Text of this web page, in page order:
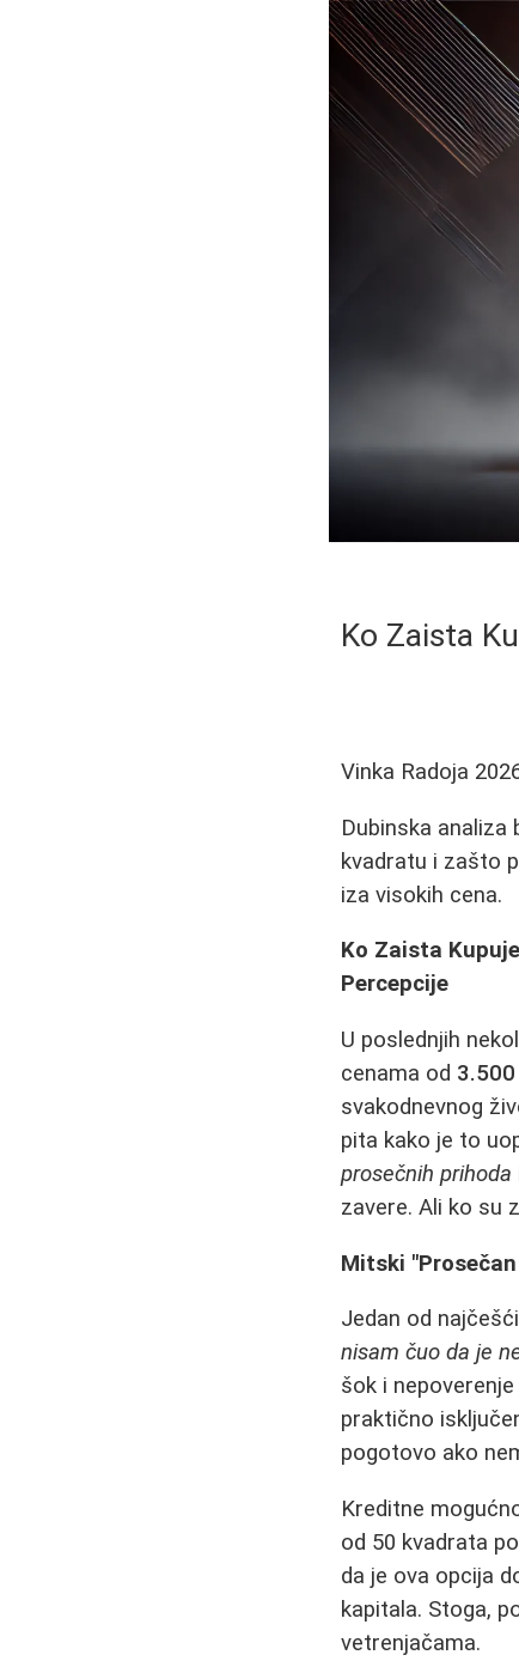
Ko Zaista
Vinka Radoja
Dubinska
kvadratu i zašto
iza visokih cena.
Ko Zaista
Percepcije
U poslednjih
cenama od
svakodnevnog
pita kako je to
prosečnih prihoda
zavere. Ali ko su
Mitski
Jedan od
nisam čuo da je
šok i
praktično
pogotovo ako
Kreditne
od 50 kvadrata
da je ova opcija
kapitala. Stoga,
vetrenjačama.